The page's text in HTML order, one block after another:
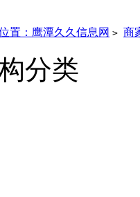
置： 鹰潭久久信息网 > 商
分类